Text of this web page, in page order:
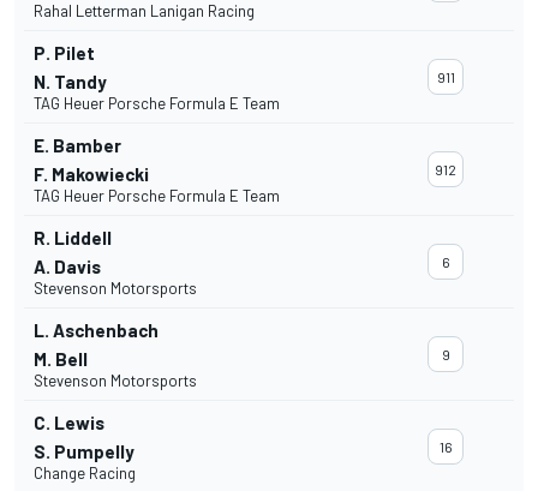
Rahal Letterman Lanigan Racing
P. Pilet
N. Tandy
TAG Heuer Porsche Formula E Team
911
E. Bamber
F. Makowiecki
TAG Heuer Porsche Formula E Team
912
R. Liddell
A. Davis
Stevenson Motorsports
6
L. Aschenbach
M. Bell
Stevenson Motorsports
9
C. Lewis
S. Pumpelly
Change Racing
16